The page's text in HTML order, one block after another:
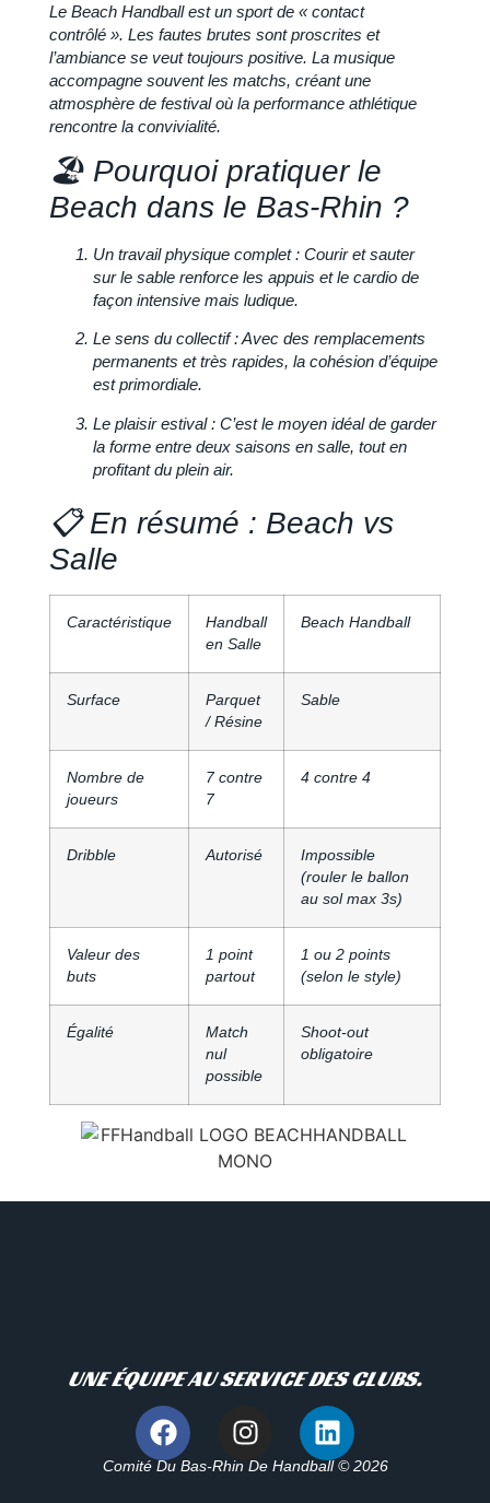
Le Beach Handball est un sport de « contact
contrôlé ». Les fautes brutes sont proscrites et
l’ambiance se veut toujours positive. La musique
accompagne souvent les matchs, créant une
atmosphère de festival où la performance athlétique
rencontre la convivialité.
🏖️ Pourquoi pratiquer le
Beach dans le Bas-Rhin ?
Un travail physique complet :Courir et sauter
sur le sable renforce les appuis et le cardio de
façon intensive mais ludique.
Le sens du collectif :Avec des remplacements
permanents et très rapides, la cohésion d’équipe
est primordiale.
Le plaisir estival :C’est le moyen idéal de garder
la forme entre deux saisons en salle, tout en
profitant du plein air.
📋 En résumé : Beach vs
Salle
Caractéristique
Handball
en Salle
Beach Handball
Surface
Parquet
/ Résine
Sable
Nombre de
joueurs
7 contre
7
4 contre 4
Dribble Autorisé
Impossible
(rouler le ballon
au sol max 3s)
Valeur des
buts
1 point
partout
1 ou 2 points
(selon le style)
Égalité
Match
nul
possible
Shoot-out
obligatoire
UNE ÉQUIPE AU SERVICE DES CLUBS.
Comité Du Bas-Rhin De Handball © 2026